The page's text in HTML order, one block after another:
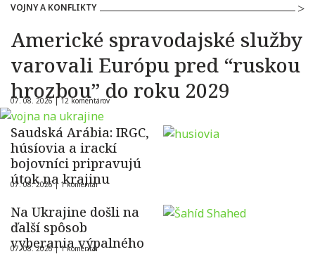
VOJNY A KONFLIKTY
Americké spravodajské služby
varovali Európu pred “ruskou
hrozbou” do roku 2029
07. 08. 2026 |12 komentárov
Saudská Arábia: IRGC,
húsíovia a irackí
bojovníci pripravujú
útok na krajinu
07. 08. 2026 | 1 komentár
Na Ukrajine došli na
ďalší spôsob
vyberania výpalného
07. 08. 2026 |1 komentár